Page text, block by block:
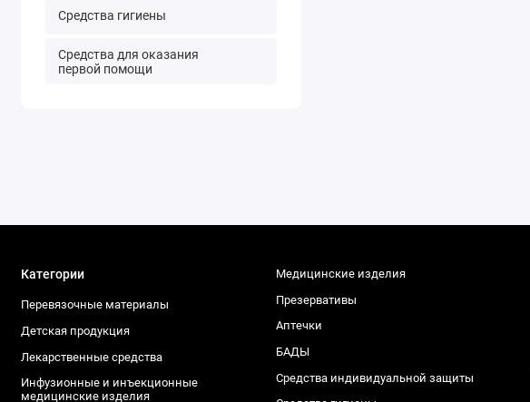
Средства гигиены
Средства для оказания
первой помощи
Категории
Перевязочные материалы
Детская продукция
Лекарственные средства
Инфузионные и инъекционные
медицинские изделия
Медицинские изделия
Презервативы
Аптечки
БАДЫ
Средства индивидуальной защиты